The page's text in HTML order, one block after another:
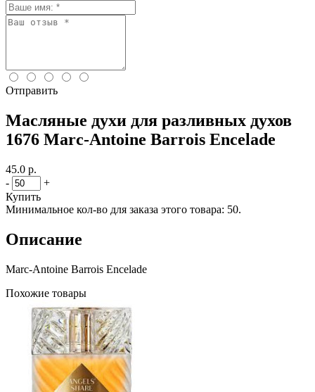
Отправить
Масляные духи для разливных духов
1676 Marc-Antoine Barrois Encelade
45.0 р.
-
+
Купить
Минимальное кол-во для заказа этого товара: 50.
Описание
Marc-Antoine Barrois Encelade
Похожие товары